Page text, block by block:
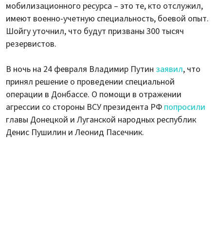
мобилизационного ресурса – это те, кто отслужил,
имеют военно-учетную специальность, боевой опыт.
Шойгу уточнил, что будут призваны 300 тысяч
резервистов.
В ночь на 24 февраля Владимир Путин заявил, что
принял решение о проведении специальной
операции в Донбассе. О помощи в отражении
агрессии со стороны ВСУ президента РФ попросили
главы Донецкой и Луганской народных республик
Денис Пушилин и Леонид Пасечник.